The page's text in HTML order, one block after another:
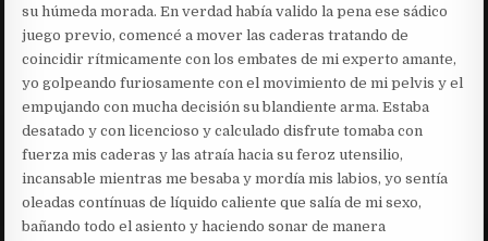
su húmeda morada. En verdad había valido la pena ese sádico
juego previo, comencé a mover las caderas tratando de
coincidir rítmicamente con los embates de mi experto amante,
yo golpeando furiosamente con el movimiento de mi pelvis y el
empujando con mucha decisión su blandiente arma. Estaba
desatado y con licencioso y calculado disfrute tomaba con
fuerza mis caderas y las atraía hacia su feroz utensilio,
incansable mientras me besaba y mordía mis labios, yo sentía
oleadas contínuas de líquido caliente que salía de mi sexo,
bañando todo el asiento y haciendo sonar de manera